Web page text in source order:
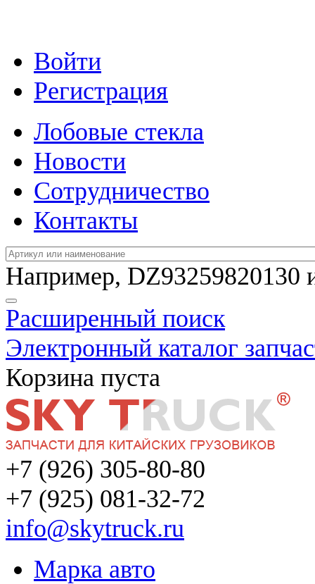
Войти
Регистрация
Лобовые стекла
Новости
Сотрудничество
Контакты
Например, DZ93259820130
Расширенный поиск
Электронный каталог
Корзина пуста
+7 (926) 305-80-80
+7 (925) 081-32-72
info@skytruck.ru
Марка авто